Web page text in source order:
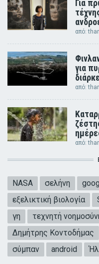
Για
από:
για
από:
από:
NASA σελήνη
εξελικτική βιολογία
γη
τεχνητή
Δημήτρης Κοντοδήμας
σύμπαν
android